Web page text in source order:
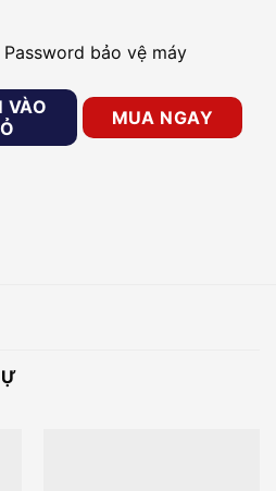
Password bảo vệ máy
cảm ứng RONALD JACK 550 Plus
VÀO
MUA NGAY